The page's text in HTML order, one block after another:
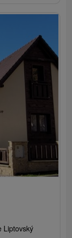
Liptovský